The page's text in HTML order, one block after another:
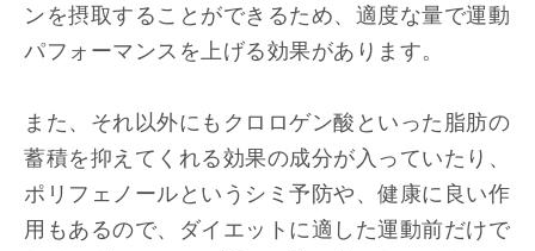
ンを摂取することができるため、適度な量で運動
パフォーマンスを上げる効果があります。
また、それ以外にもクロロゲン酸といった脂肪の
蓄積を抑えてくれる効果の成分が入っていたり、
ポリフェノールというシミ予防や、健康に良い作
用もあるので、ダイエットに適した運動前だけで